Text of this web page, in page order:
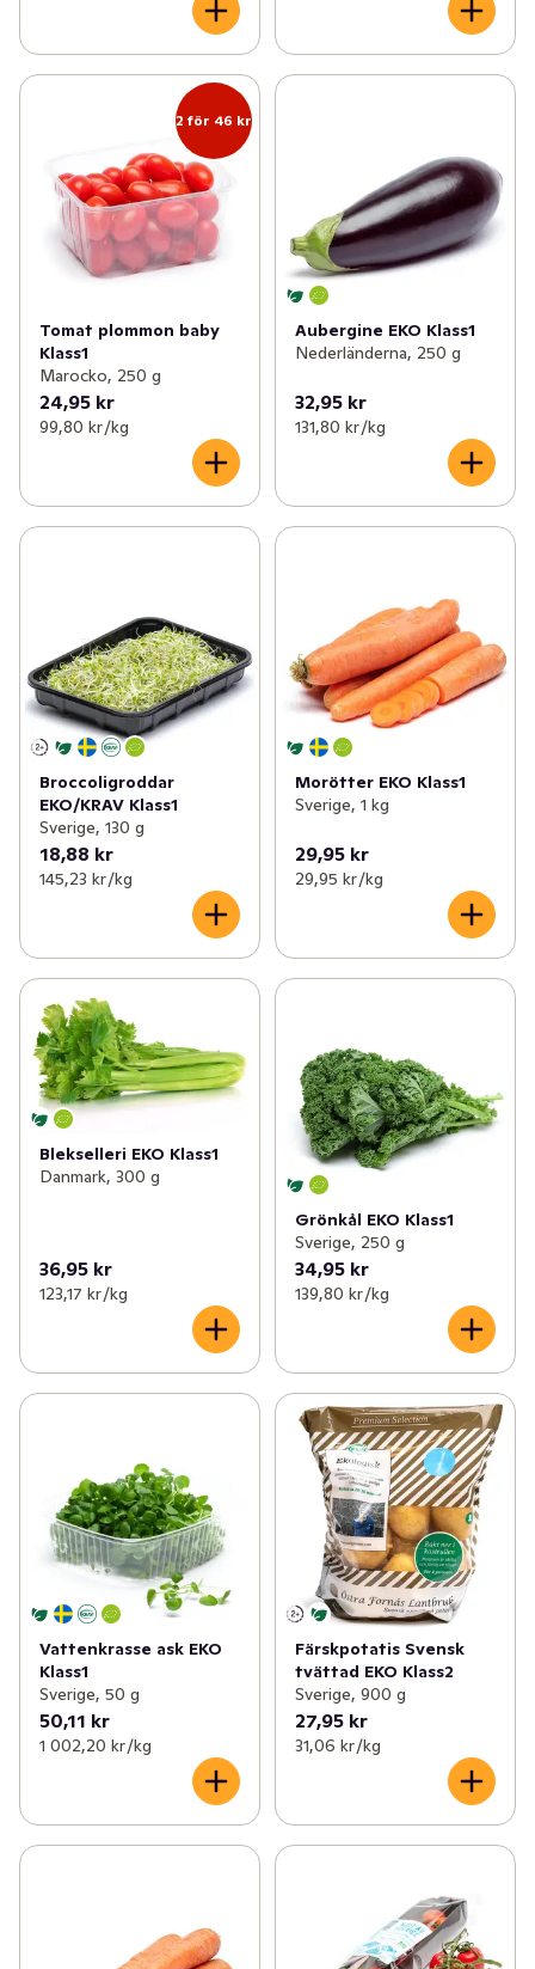
2 för 46 kr
Tomat plommon baby
Klass1
Marocko, 250 g
24,95 kr
99,80 kr /kg
Aubergine EKO Klass1
Nederländerna, 250 g
32,95 kr
131,80 kr /kg
Broccoligroddar
EKO/KRAV Klass1
Sverige, 130 g
18,88 kr
145,23 kr /kg
Morötter EKO Klass1
Sverige, 1 kg
29,95 kr
29,95 kr /kg
Blekselleri EKO Klass1
Danmark, 300 g
36,95 kr
123,17 kr /kg
Grönkål EKO Klass1
Sverige, 250 g
34,95 kr
139,80 kr /kg
Vattenkrasse ask EKO
Klass1
Sverige, 50 g
50,11 kr
1 002,20 kr /kg
Färskpotatis Svensk
tvättad EKO Klass2
Sverige, 900 g
27,95 kr
31,06 kr /kg